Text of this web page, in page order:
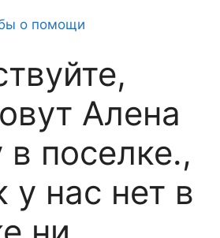
о помощи
Алена
поселке.,
у нас нет в